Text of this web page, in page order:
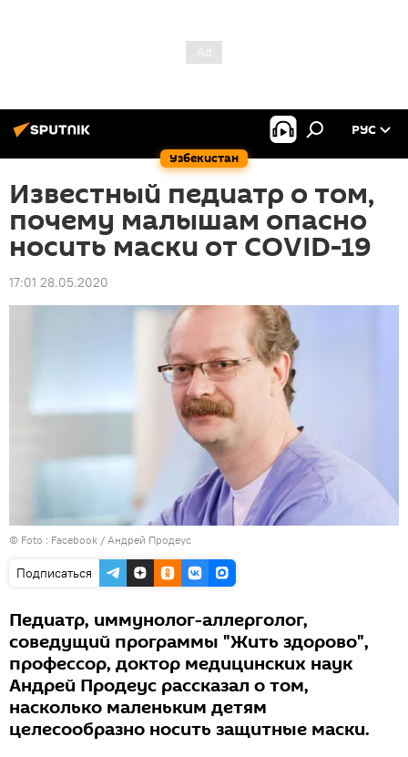
Узбекистан
РУС
Известный педиатр о том,
почему малышам опасно
носить маски от COVID-19
17:01 28.05.2020
© Foto : Facebook / Андрей Продеус
Подписаться
Педиатр, иммунолог-аллерголог,
соведущий программы "Жить здорово",
профессор, доктор медицинских наук
Андрей Продеус рассказал о том,
насколько маленьким детям
целесообразно носить защитные маски.